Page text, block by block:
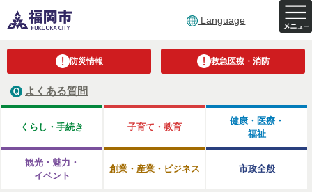
Language
防災情報 救急医療・消防
よくある質問
くらし・手続き 子育て・教育
健康・医療・
福祉
観光・魅力・
イベント
創業・産業・ビジネス 市政全般